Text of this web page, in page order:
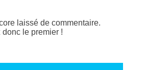
laissé de commentaire.
donc le premier !